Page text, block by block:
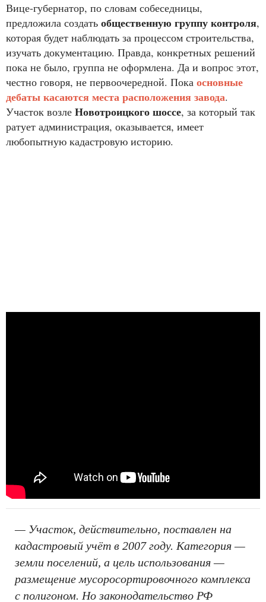
Вице-губернатор, по словам собеседницы,
предложила создать общественную группу контроля,
которая будет наблюдать за процессом строительства,
изучать документацию. Правда, конкретных решений
пока не было, группа не оформлена. Да и вопрос этот,
честно говоря, не первоочередной. Пока основные
дебаты касаются места расположения завода.
Участок возле Новотроицкого шоссе, за который так
ратует администрация, оказывается, имеет
любопытную кадастровую историю.
— Участок, действительно, поставлен на
кадастровый учёт в 2007 году. Категория —
земли поселений, а цель использования —
размещение мусоросортировочного комплекса
с полигоном. Но законодательство РФ